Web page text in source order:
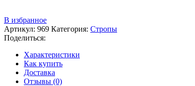
В избранное
Артикул: 969 Категория: Стропы
Поделиться:
Характеристики
Как купить
Доставка
Отзывы (0)